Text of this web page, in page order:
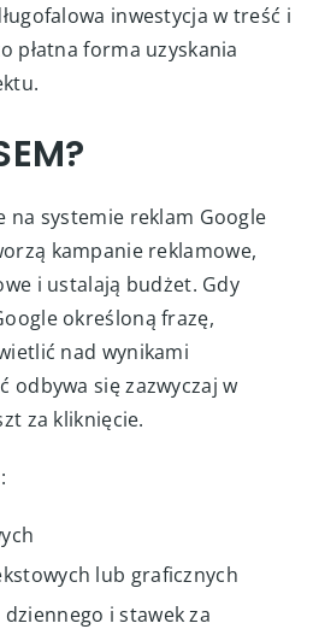
inwestycja w treść i
płatna forma uzyskania
na systemie reklam Google
kampanie reklamowe,
i ustalają budżet. Gdy
określoną frazę,
nad wynikami
odbywa się zazwyczaj w
za kliknięcie.
lub graficznych
i stawek za